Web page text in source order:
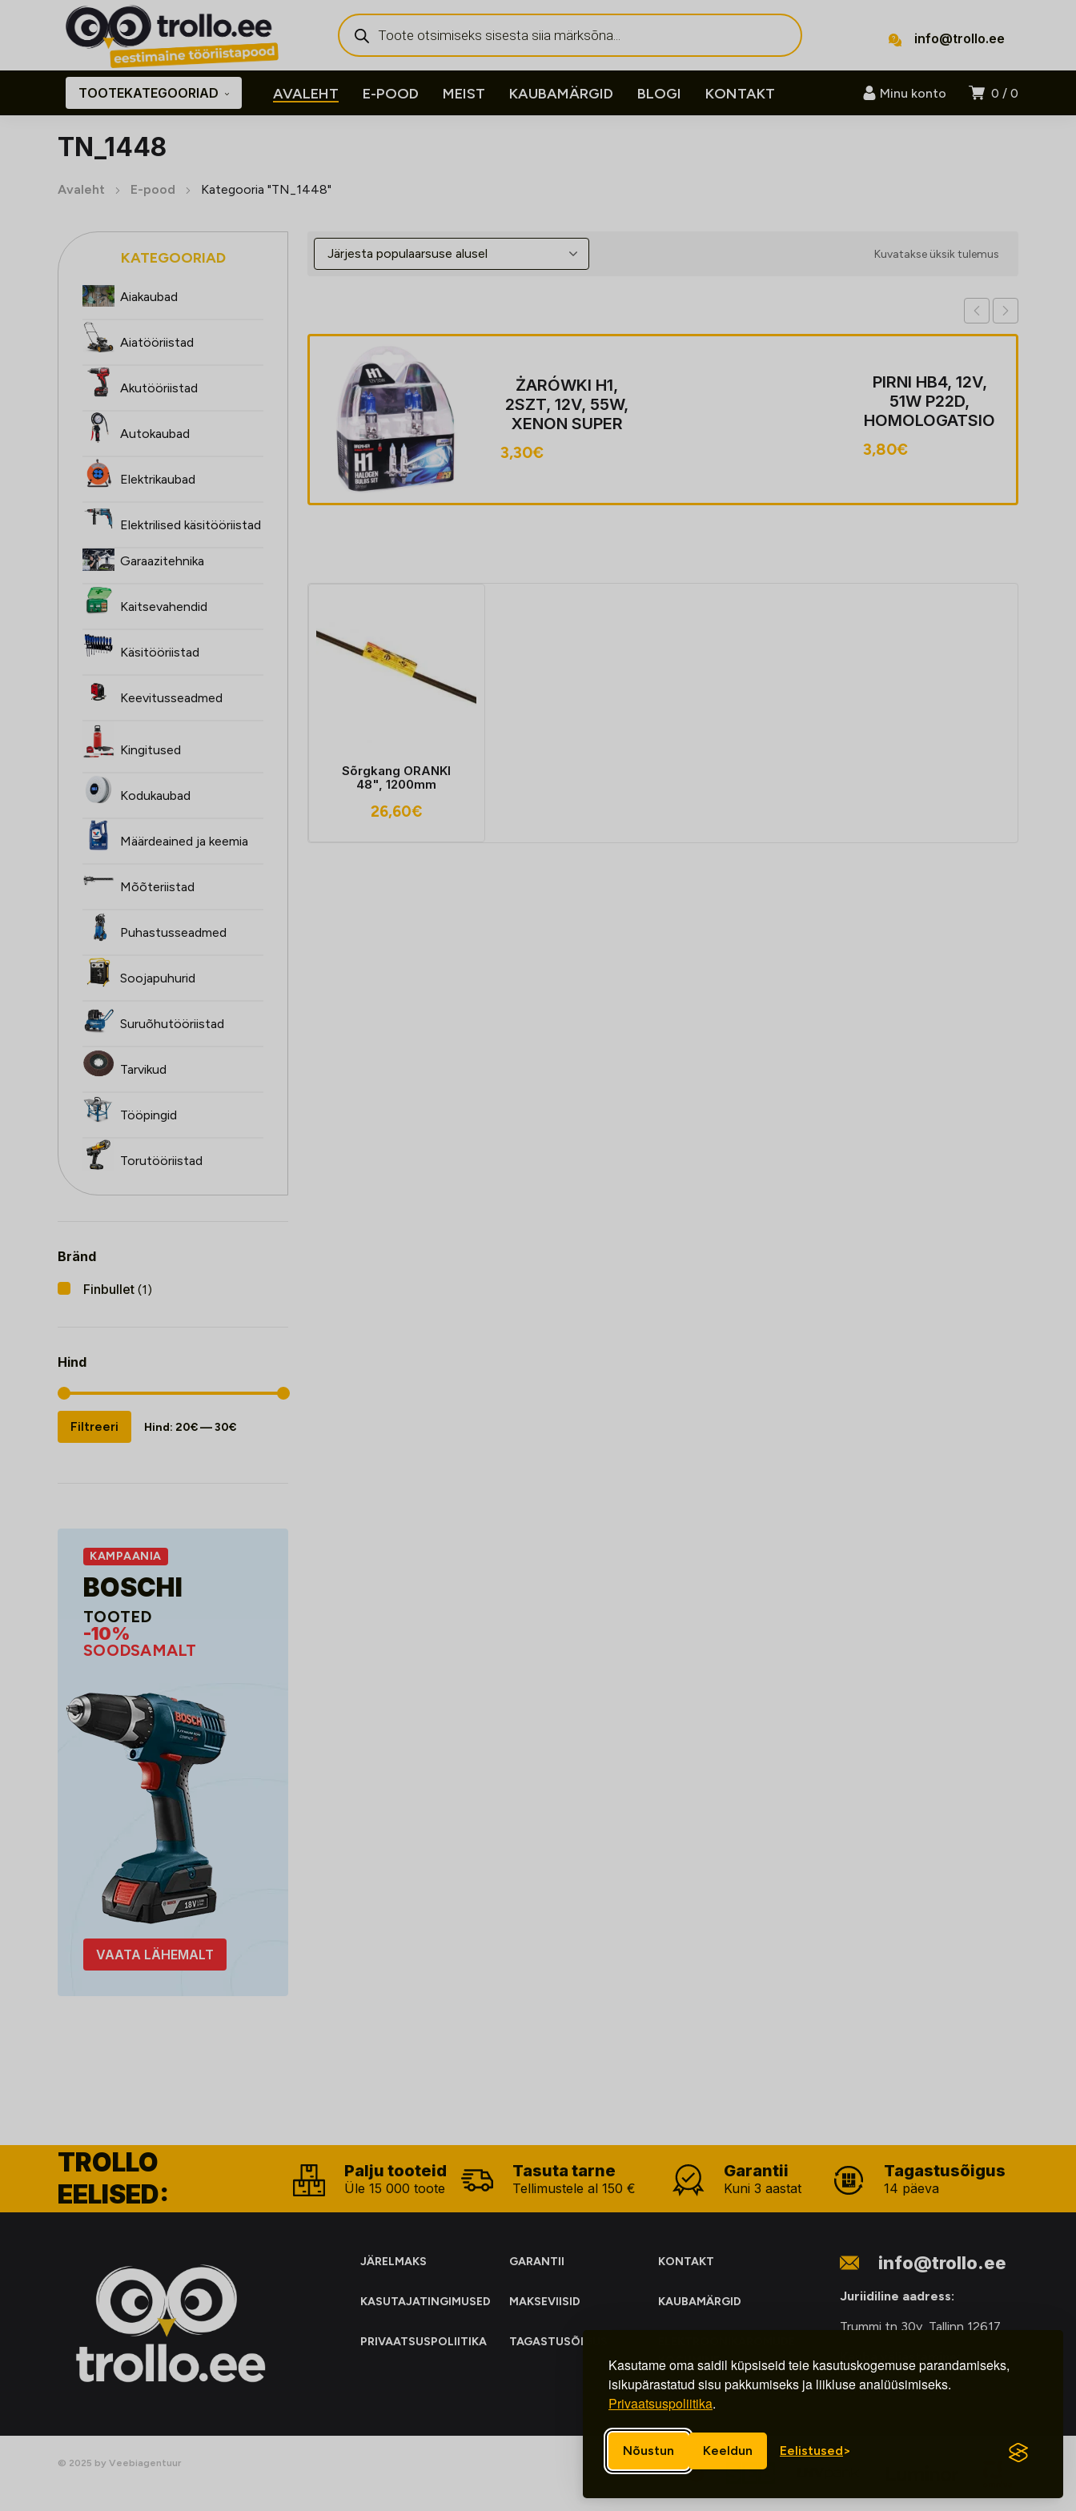
Kasutame oma saidil küpsiseid teie kasutuskogemuse parandamiseks,
isikupärastatud sisu pakkumiseks ja liikluse analüüsimiseks.
Privaatsuspoliitika.
Nõustun Keeldun Eelistused
Products
search
info@trollo.ee
0 0
Minu konto
TOOTEKATEGOORIAD AVALEHT E-POOD MEIST KAUBAMÄRGID BLOGI KONTAKT
TN_1448
Avaleht E-pood Kategooria "TN_1448"
KATEGOORIAD
Aiakaubad
Aiatööriistad
Akutööriistad
Autokaubad
Elektrikaubad
Elektrilised käsitööriistad
Garaazitehnika
Kaitsevahendid
Käsitööriistad
Keevitusseadmed
Kingitused
Kodukaubad
Määrdeained ja keemia
Mõõteriistad
Puhastusseadmed
Soojapuhurid
Suruõhutööriistad
Tarvikud
Tööpingid
Torutööriistad
Bränd
Finbullet (1)
Hind
Minimaalne
hind
Maksimaalne
hind
Filtreeri Hind: 20€—30€
KAMPAANIA
BOSCHI
TOOTED
-10%
SOODSAMALT
VAATA LÄHEMALT
Kuvatakse üksik tulemus
ŻARÓWKI H4,
SUPER valge
HOMOLOGACJA
ŻARÓWKI H1,
2SZT, 12V, 55W,
XENON SUPER
valge P14,5S,
4000K,
3,30€
PIRNI HB4, 12V,
51W P22D,
HOMOLOGATSIO
3,80€
Sõrgkang ORANKI
48", 1200mm
26,60€
TROLLO
EELISED:
Palju tooteid
Üle 15 000 toote
Tasuta tarne
Tellimustele al 150 €
Garantii
Kuni 3 aastat
Tagastusõigus
14 päeva
JÄRELMAKS GARANTII KONTAKT
KASUTAJATINGIMUSED MAKSEVIISID KAUBAMÄRGID
PRIVAATSUSPOLIITIKA TAGASTUSÕIGUS
KOGUMINE
info@trollo.ee
Juriidiline aadress:
Trummi tn 30y, Tallinn 12617
Kauba väljastamine:
E-R – 9.00 – 18.00
© 2025 by Veebiagentuur